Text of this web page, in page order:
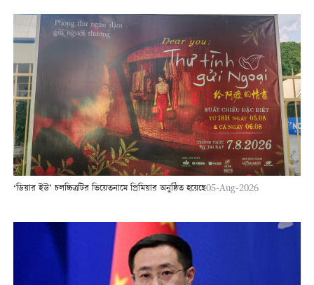
‘ডিয়ার ইউ’ চলচ্চিত্রটির ভিয়েতনামে প্রিমিয়ার অনুষ্ঠিত হয়েছে05-Aug-2026